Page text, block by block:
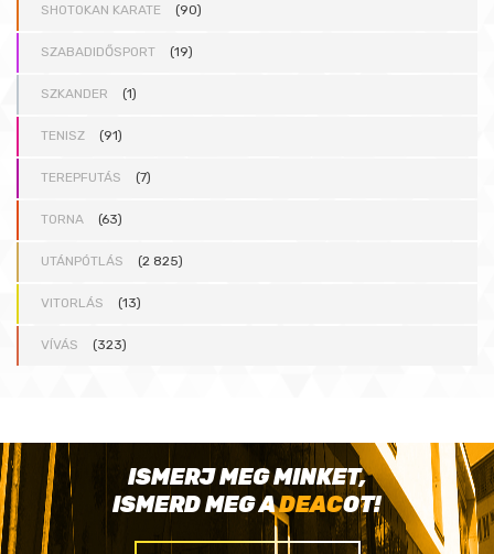
SHOTOKAN KARATE (90)
SZABADIDŐSPORT (19)
SZKANDER (1)
TENISZ (91)
TEREPFUTÁS (7)
TORNA (63)
UTÁNPÓTLÁS (2 825)
VITORLÁS (13)
VÍVÁS (323)
ISMERJ MEG MINKET,
ISMERD MEG ADEACOT!